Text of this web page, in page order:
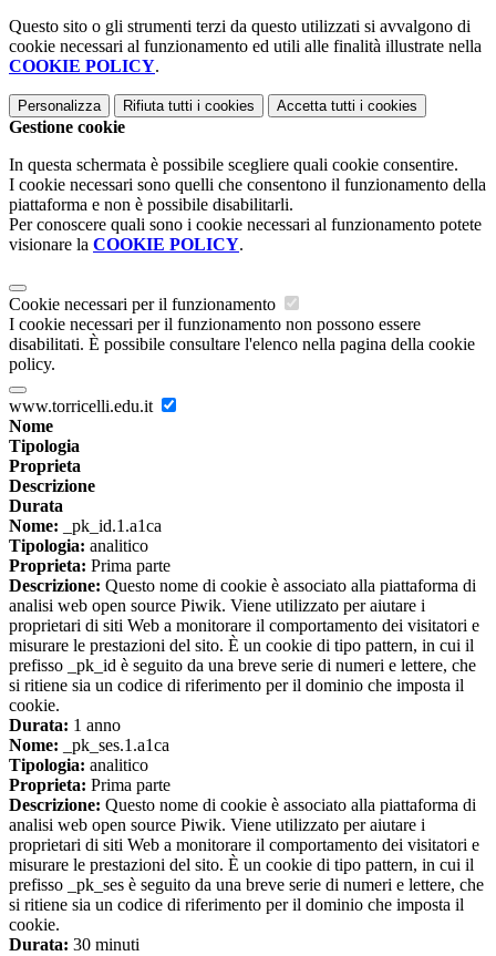
Questo sito o gli strumenti terzi da questo utilizzati si avvalgono di
cookie necessari al funzionamento ed utili alle finalità illustrate nella
COOKIE POLICY.
Personalizza Rifiuta tutti i cookies Accetta tutti i cookies
Gestione cookie
In questa schermata è possibile scegliere quali cookie consentire.
I cookie necessari sono quelli che consentono il funzionamento della
piattaforma e non è possibile disabilitarli.
Per conoscere quali sono i cookie necessari al funzionamento potete
visionare la COOKIE POLICY.
Cookie necessari per il funzionamento
I cookie necessari per il funzionamento non possono essere
disabilitati. È possibile consultare l'elenco nella pagina della cookie
policy.
www.torricelli.edu.it
Nome
Tipologia
Proprieta
Descrizione
Durata
Nome: _pk_id.1.a1ca
Tipologia: analitico
Proprieta: Prima parte
Descrizione: Questo nome di cookie è associato alla piattaforma di
analisi web open source Piwik. Viene utilizzato per aiutare i
proprietari di siti Web a monitorare il comportamento dei visitatori e
misurare le prestazioni del sito. È un cookie di tipo pattern, in cui il
prefisso _pk_id è seguito da una breve serie di numeri e lettere, che
si ritiene sia un codice di riferimento per il dominio che imposta il
cookie.
Durata: 1 anno
Nome: _pk_ses.1.a1ca
Tipologia: analitico
Proprieta: Prima parte
Descrizione: Questo nome di cookie è associato alla piattaforma di
analisi web open source Piwik. Viene utilizzato per aiutare i
proprietari di siti Web a monitorare il comportamento dei visitatori e
misurare le prestazioni del sito. È un cookie di tipo pattern, in cui il
prefisso _pk_ses è seguito da una breve serie di numeri e lettere, che
si ritiene sia un codice di riferimento per il dominio che imposta il
cookie.
Durata: 30 minuti